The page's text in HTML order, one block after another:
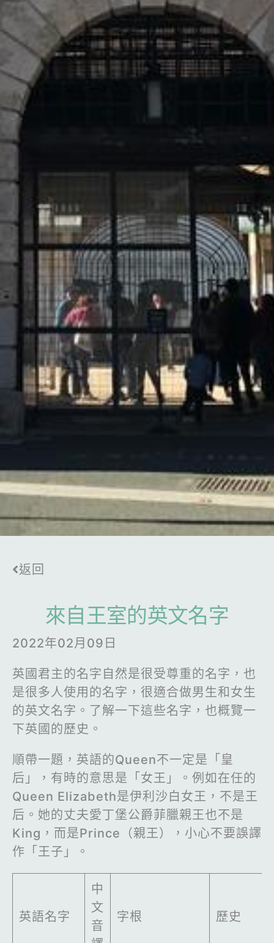
返回
來自王室的英文名字
2022年02月09日
英國君主的名字自然是很受尊重的名字，也
是很多人使用的名字，很適合做男生和女生
的英文名字。了解一下這些名字，也概覽一
下英國的歷史。
順帶一題，英語的Queen不一定是「皇
后」，有時的意思是「女王」。例如在任的
Queen Elizabeth是伊利沙白女王，不是王
后。她的丈夫愛丁堡公爵菲臘親王也不是
King，而是Prince（親王），小心不要誤譯
作「王子」。
英語名字
中
文
音
字根 歷史